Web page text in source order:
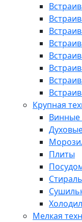
Крупная
Плиты
Мелкая